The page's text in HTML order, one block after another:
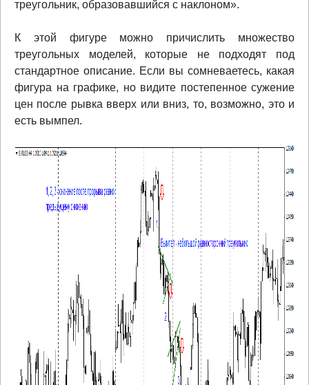
треугольник, образовавшийся с наклоном».
К этой фигуре можно причислить множество
треугольных моделей, которые не подходят под
стандартное описание. Если вы сомневаетесь, какая
фигура на графике, но видите постепенное сужение
цен после рывка вверх или вниз, то, возможно, это и
есть вымпел.